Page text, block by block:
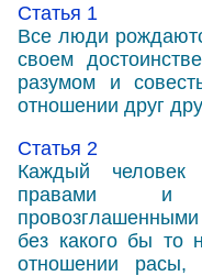
Статья 1
Все люди
своем
разумом и
отношении друг
Статья 2
Каждый
правами и
без какого бы то
отношении расы,